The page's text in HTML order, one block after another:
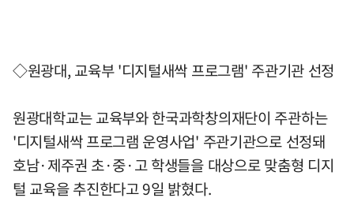
◇원광대, 교육부 '디지털새싹 프로그램' 주관기관 선정
원광대학교는 교육부와 한국과학창의재단이 주관하는
'디지털새싹 프로그램 운영사업' 주관기관으로 선정돼
호남·제주권 초·중·고 학생들을 대상으로 맞춤형 디지
털 교육을 추진한다고 9일 밝혔다.